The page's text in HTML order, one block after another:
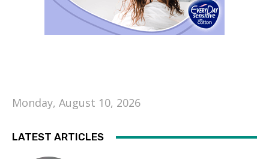
Monday, August 10, 2026
LATEST ARTICLES